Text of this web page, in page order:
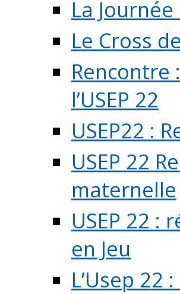
La
Le Cross
Rencontre
l’USEP 22
USEP22 :
USEP 22
maternelle
USEP 22
en Jeu
L’Usep